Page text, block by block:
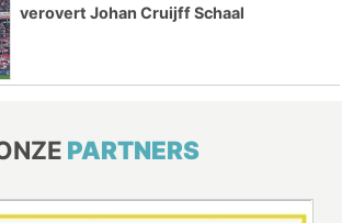
verovert Johan Cruijff Schaal
PARTNERS